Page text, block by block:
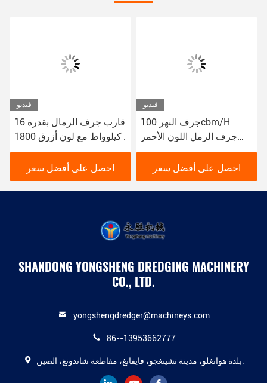
فيديو
قارب جرف الرمال بقدرة 16
كيلوواط مع لون أزرق 1800
م 3 / ساعة للجرف النهري
YSCSD350
احصل على أفضل سعر
فيديو
جرف النهر 100cbm/H
جرف الرمل اللون الأحمر
16kw قارب جرف الوحل
احصل على أفضل سعر
SHANDONG YONGSHENG DREDGING MACHINERY
CO., LTD.
yongshengdredger@machineys.com
86--13953662777
بلدة هوانغلو، مدينة تشينغجو، فايفانغ، مقاطعة شاندونغ، الصين.